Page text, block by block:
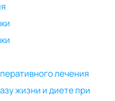
лечения
жизни и диете при